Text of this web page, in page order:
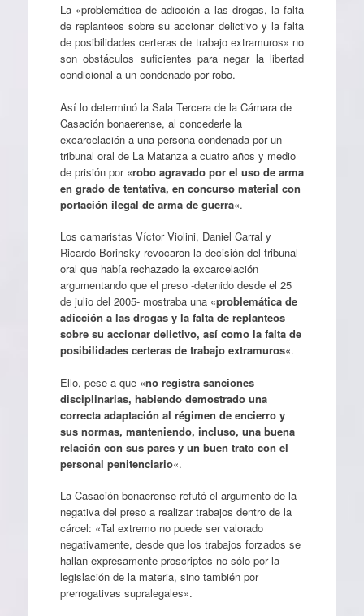
La «problemática de adicción a las drogas, la falta
de replanteos sobre su accionar delictivo y la falta
de posibilidades certeras de trabajo extramuros» no
son obstáculos suficientes para negar la libertad
condicional a un condenado por robo.
Así lo determinó la Sala Tercera de la Cámara de
Casación bonaerense, al concederle la
excarcelación a una persona condenada por un
tribunal oral de La Matanza a cuatro años y medio
de prisión por «robo agravado por el uso de arma
en grado de tentativa, en concurso material con
portación ilegal de arma de guerra«.
Los camaristas Víctor Violini, Daniel Carral y
Ricardo Borinsky revocaron la decisión del tribunal
oral que había rechazado la excarcelación
argumentando que el preso -detenido desde el 25
de julio del 2005- mostraba una «problemática de
adicción a las drogas y la falta de replanteos
sobre su accionar delictivo, así como la falta de
posibilidades certeras de trabajo extramuros«.
Ello, pese a que «no registra sanciones
disciplinarias, habiendo demostrado una
correcta adaptación al régimen de encierro y
sus normas, manteniendo, incluso, una buena
relación con sus pares y un buen trato con el
personal penitenciario«.
La Casación bonaerense refutó el argumento de la
negativa del preso a realizar trabajos dentro de la
cárcel: «Tal extremo no puede ser valorado
negativamente, desde que los trabajos forzados se
hallan expresamente proscriptos no sólo por la
legislación de la materia, sino también por
prerrogativas supralegales».